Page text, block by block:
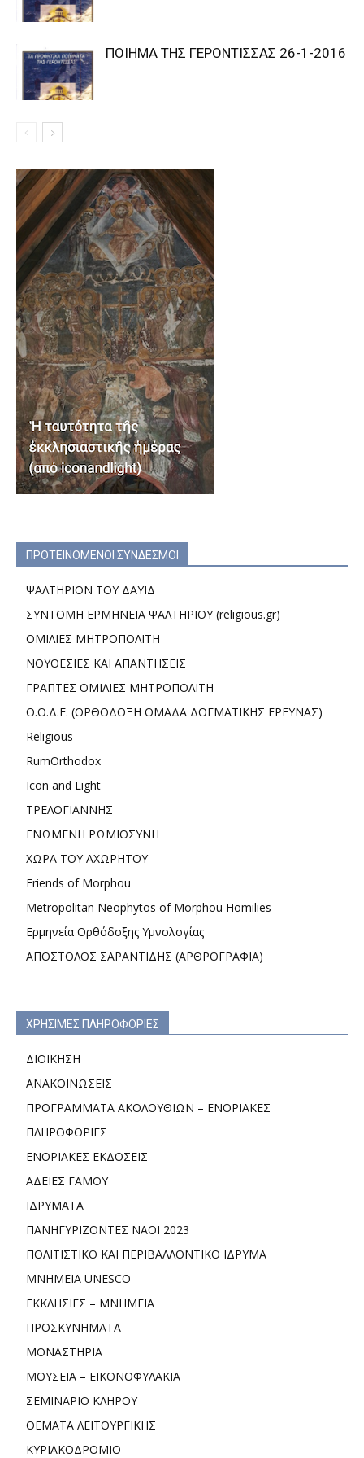
ΠΟΙΗΜΑ ΤΗΣ ΓΕΡΟΝΤΙΣΣΑΣ 26-1-2016
ΠΡΟΤΕΙΝΟΜΕΝΟΙ ΣΥΝΔΕΣΜΟΙ
ΨΑΛΤΗΡΙΟΝ ΤΟΥ ΔΑΥΙΔ
ΣΥΝΤΟΜΗ ΕΡΜΗΝΕΙΑ ΨΑΛΤΗΡΙΟΥ (religious.gr)
ΟΜΙΛΙΕΣ ΜΗΤΡΟΠΟΛΙΤΗ
ΝΟΥΘΕΣΙΕΣ ΚΑΙ ΑΠΑΝΤΗΣΕΙΣ
ΓΡΑΠΤΕΣ ΟΜΙΛΙΕΣ ΜΗΤΡΟΠΟΛΙΤΗ
Ο.Ο.Δ.Ε. (ΟΡΘΟΔΟΞΗ ΟΜΑΔΑ ΔΟΓΜΑΤΙΚΗΣ ΕΡΕΥΝΑΣ)
Religious
RumOrthodox
Icon and Light
ΤΡΕΛΟΓΙΑΝΝΗΣ
ΕΝΩΜΕΝΗ ΡΩΜΙΟΣΥΝΗ
ΧΩΡΑ ΤΟΥ ΑΧΩΡΗΤΟΥ
Friends of Morphou
Metropolitan Neophytos of Morphou Homilies
Ερμηνεία Ορθόδοξης Υμνολογίας
ΑΠΟΣΤΟΛΟΣ ΣΑΡΑΝΤΙΔΗΣ (ΑΡΘΡΟΓΡΑΦΙΑ)
ΧΡΗΣΙΜΕΣ ΠΛΗΡΟΦΟΡΙΕΣ
ΔΙΟΙΚΗΣΗ
ΑΝΑΚΟΙΝΩΣΕΙΣ
ΠΡΟΓΡΑΜΜΑΤΑ ΑΚΟΛΟΥΘΙΩΝ – ΕΝΟΡΙΑΚΕΣ
ΠΛΗΡΟΦΟΡΙΕΣ
ΕΝΟΡΙΑΚΕΣ ΕΚΔΟΣΕΙΣ
ΑΔΕΙΕΣ ΓΑΜΟΥ
ΙΔΡΥΜΑΤΑ
ΠΑΝΗΓΥΡΙΖΟΝΤΕΣ ΝΑΟΙ 2023
ΠΟΛΙΤΙΣΤΙΚΟ ΚΑΙ ΠΕΡΙΒΑΛΛΟΝΤΙΚΟ ΙΔΡΥΜΑ
ΜΝΗΜΕΙΑ UNESCO
ΕΚΚΛΗΣΙΕΣ – ΜΝΗΜΕΙΑ
ΠΡΟΣΚΥΝΗΜΑΤΑ
ΜΟΝΑΣΤΗΡΙΑ
ΜΟΥΣΕΙΑ – ΕΙΚΟΝΟΦΥΛΑΚΙΑ
ΣΕΜΙΝΑΡΙΟ ΚΛΗΡΟΥ
ΘΕΜΑΤΑ ΛΕΙΤΟΥΡΓΙΚΗΣ
ΚΥΡΙΑΚΟΔΡΟΜΙΟ